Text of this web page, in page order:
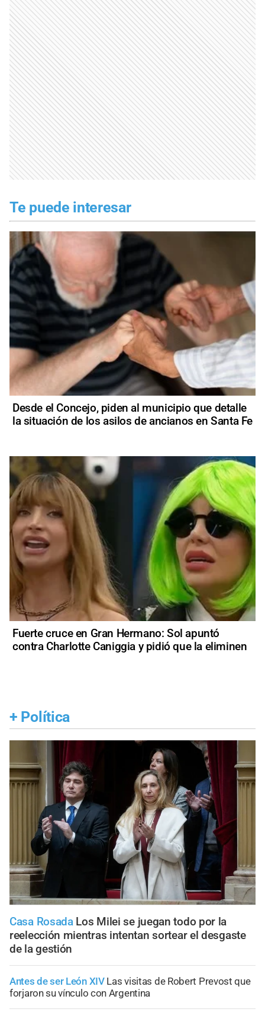
Te puede interesar
Desde el Concejo, piden al municipio que detalle
la situación de los asilos de ancianos en Santa Fe
Fuerte cruce en Gran Hermano: Sol apuntó
contra Charlotte Caniggia y pidió que la eliminen
+ Política
Casa Rosada Los Milei se juegan todo por la
reelección mientras intentan sortear el desgaste
de la gestión
Antes de ser León XIV Las visitas de Robert Prevost que
forjaron su vínculo con Argentina